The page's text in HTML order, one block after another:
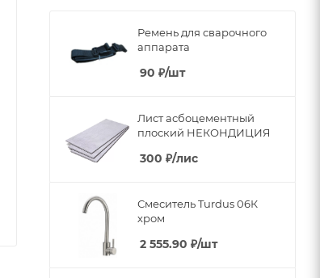
Ремень для сварочного
аппарата
90 ₽/шт
Лист асбоцементный
плоский НЕКОНДИЦИЯ
300 ₽/лис
Смеситель Turdus 06К
хром
2 555.90 ₽/шт